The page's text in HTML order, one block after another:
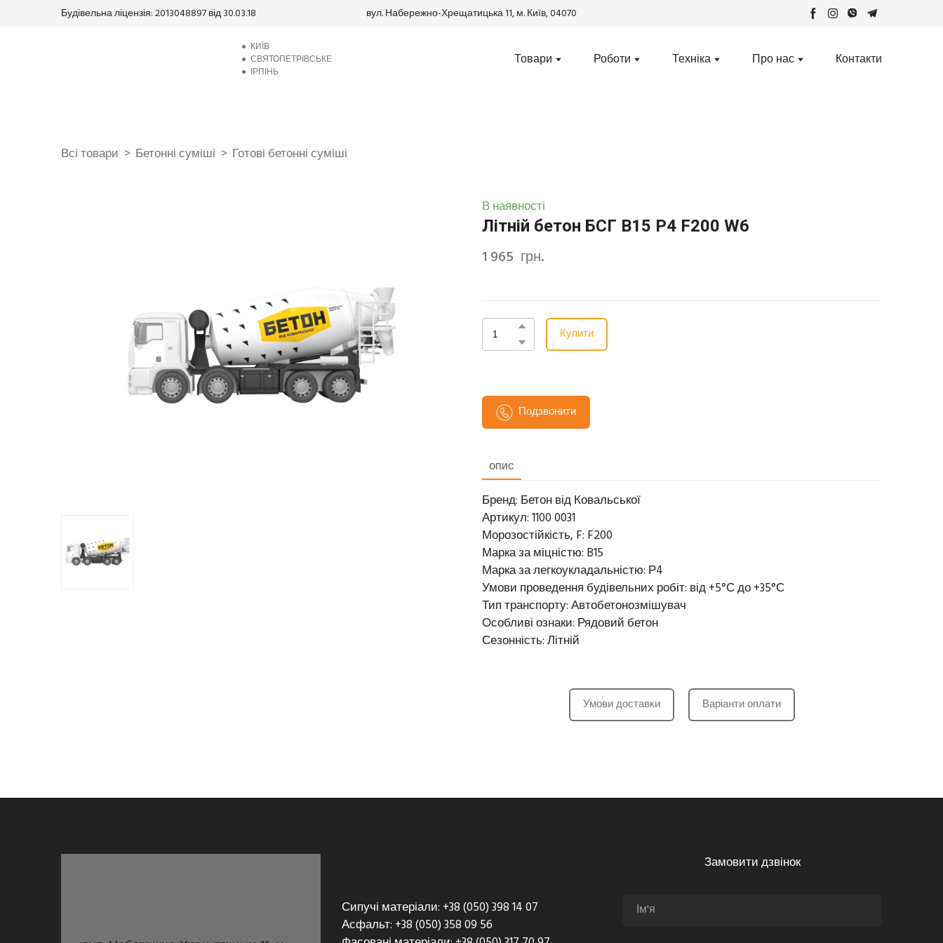
Будівельна ліцензія: 2013048897 від 30.03.18 вул. Набережно-Хрещатицька 11, м. Київ, 04070
● КИЇВ
●СВЯТОПЕТРІВСЬКЕ
● ІРПІНЬ
Товари Роботи Техніка Про нас Контакти
Всі товари Бетонні суміші Готові бетонні суміші
В наявності
Літній бетон БСГ В15 Р4 F200 W6
1 965  грн.
Купити
Подзвонити
ОПИС
Бренд: Бетон від Ковальської
Артикул: 1100 0031
Морозостійкість, F: F200
Марка за міцністю: B15
Марка за легкоукладальністю: Р4
Умови проведення будівельних робіт: від +5°С до +35°С
Тип транспорту: Автобетонозмішувач
Особливі ознаки: Рядовий бетон
Сезонність: Літній
Умови доставки Варіанти оплати
Сипучі матеріали: +38 (050) 398 14 07
Асфальт: +38 (050) 358 09 56
Замовити дзвінок